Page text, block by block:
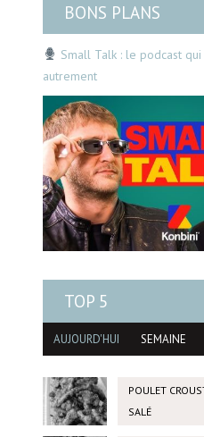
BONS PLANS
Small Talk : le podcast
autrement
TOP 5
AUJOURD'HUI SEMAINE
POULET
SALÉ